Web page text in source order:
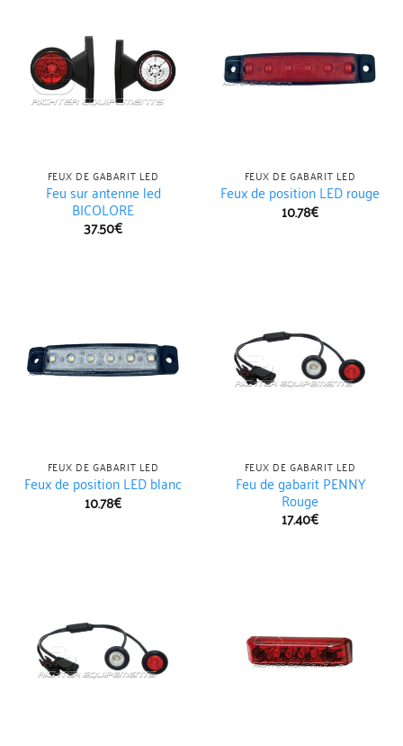
FEUX DE GABARIT LED
Feu sur antenne led
BICOLORE
37.50€
FEUX DE GABARIT LED
Feux de position LED rouge
10.78€
FEUX DE GABARIT LED
Feux de position LED blanc
10.78€
FEUX DE GABARIT LED
Feu de gabarit PENNY
Rouge
17.40€